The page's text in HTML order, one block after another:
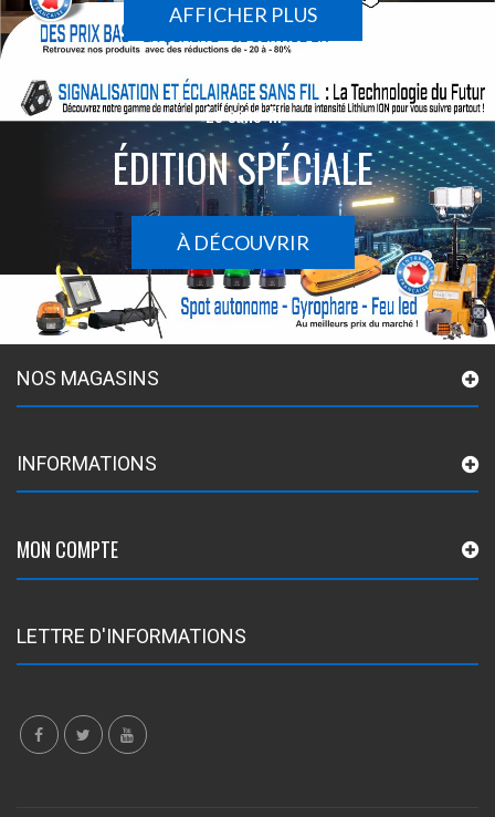
AFFICHER PLUS
Le sans-fil
ÉDITION SPÉCIALE
À DÉCOUVRIR
NOS MAGASINS
INFORMATIONS
MON COMPTE
LETTRE D'INFORMATIONS